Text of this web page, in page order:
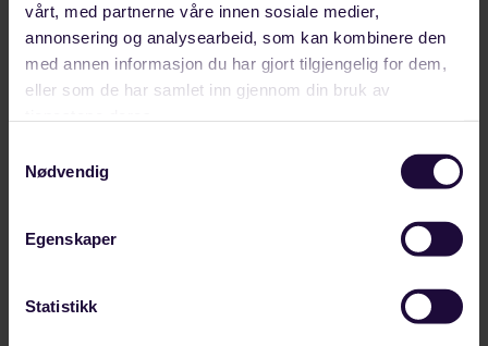
vårt, med partnerne våre innen sosiale medier,
annonsering og analysearbeid, som kan kombinere den
med annen informasjon du har gjort tilgjengelig for dem,
eller som de har samlet inn gjennom din bruk av
Nødvendig
Egenskaper
Statistikk
Spekter er delt inn i 13 områder.
Områdeinndelingen kan du se her.
Del
facebook
Del
linkedin
Del
Sist oppdatert: 4. april 2025